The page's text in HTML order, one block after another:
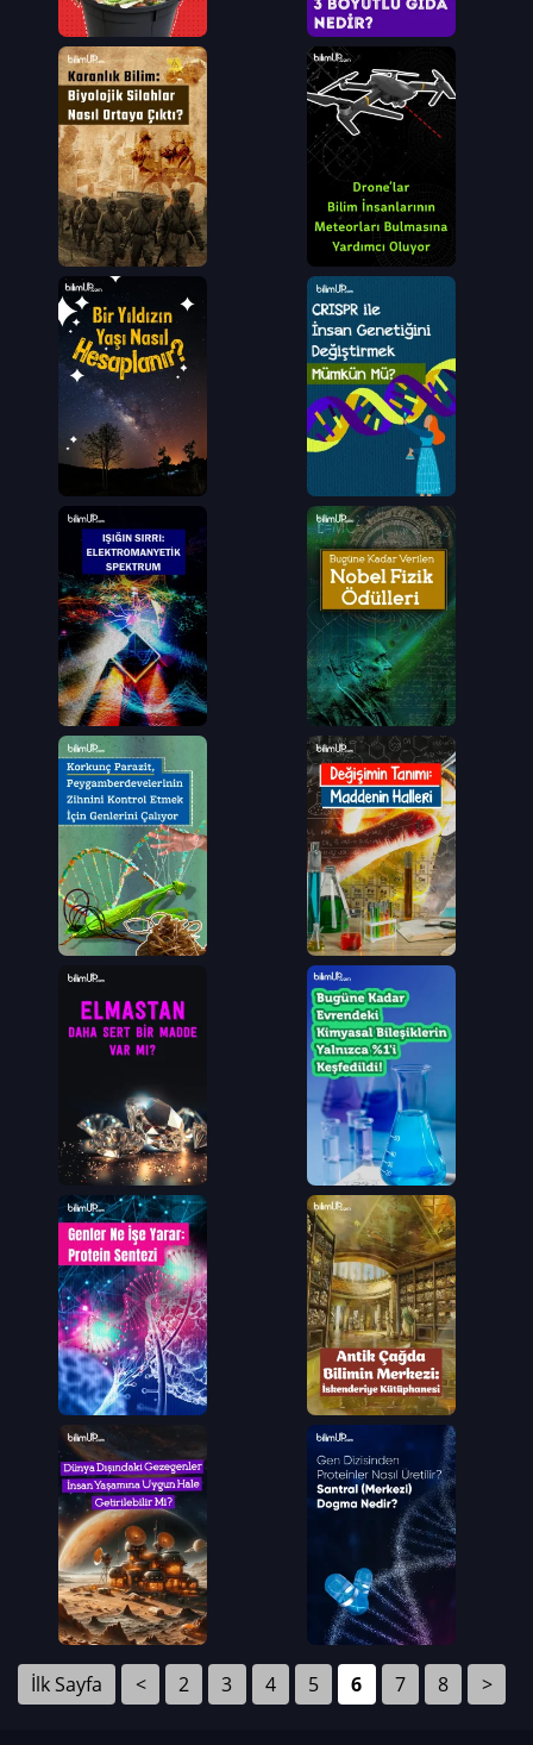
İlk Sayfa < 2 3 4 5 6 7 8 >